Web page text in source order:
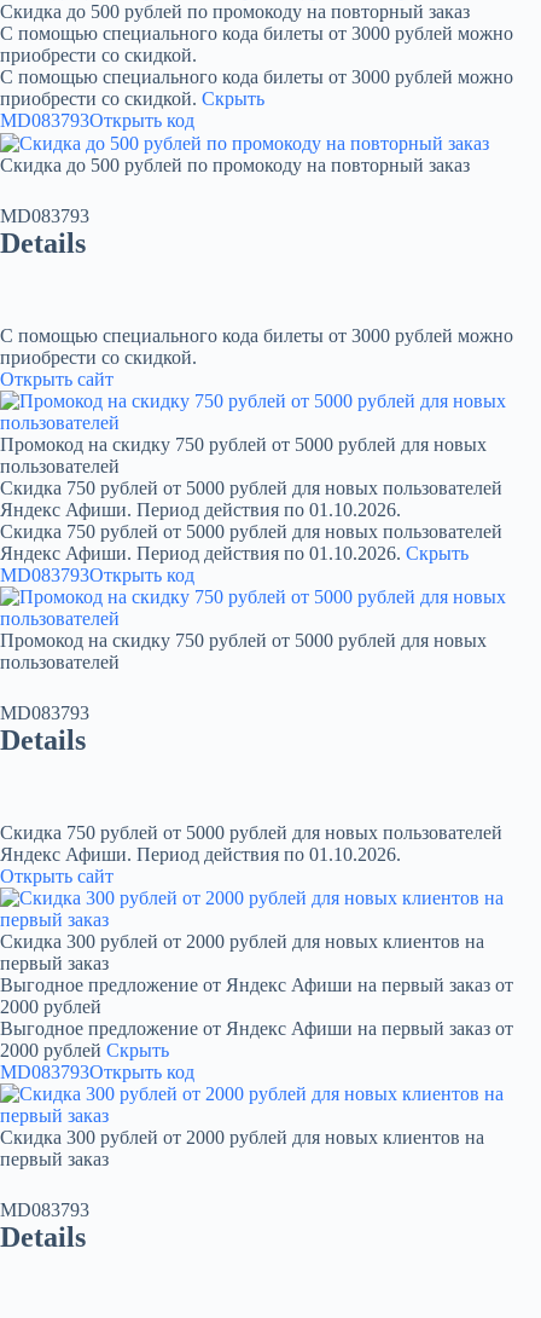
Скидка до 500 рублей по промокоду на повторный заказ
С помощью специального кода билеты от 3000 рублей можно
приобрести со скидкой.
С помощью специального кода билеты от 3000 рублей можно
приобрести со скидкой. Скрыть
MD083793Открыть код
Скидка до 500 рублей по промокоду на повторный заказ
MD083793
Details
С помощью специального кода билеты от 3000 рублей можно
приобрести со скидкой.
Открыть сайт
Промокод на скидку 750 рублей от 5000 рублей для новых
пользователей
Скидка 750 рублей от 5000 рублей для новых пользователей
Яндекс Афиши. Период действия по 01.10.2026.
Скидка 750 рублей от 5000 рублей для новых пользователей
Яндекс Афиши. Период действия по 01.10.2026. Скрыть
MD083793Открыть код
Промокод на скидку 750 рублей от 5000 рублей для новых
пользователей
MD083793
Details
Скидка 750 рублей от 5000 рублей для новых пользователей
Яндекс Афиши. Период действия по 01.10.2026.
Открыть сайт
Скидка 300 рублей от 2000 рублей для новых клиентов на
первый заказ
Выгодное предложение от Яндекс Афиши на первый заказ от
2000 рублей
Выгодное предложение от Яндекс Афиши на первый заказ от
2000 рублей Скрыть
MD083793Открыть код
Скидка 300 рублей от 2000 рублей для новых клиентов на
первый заказ
MD083793
Details